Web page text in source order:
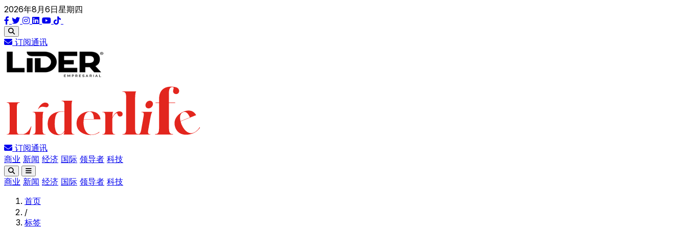
2026年8月6日星期四
订阅通讯
订阅通讯
商业 新闻 经济 国际 领导者 科技
商业 新闻 经济 国际 领导者 科技
首页
/
标签